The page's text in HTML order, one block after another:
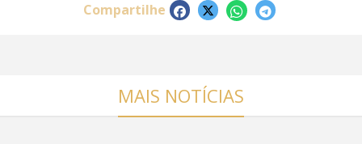
Compartilhe
MAIS NOTÍCIAS